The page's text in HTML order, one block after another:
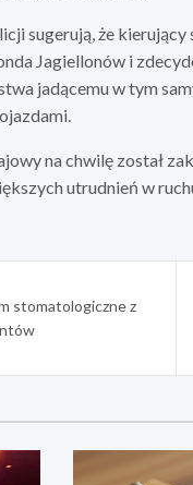
sugerują, że
Jagiellonów i
jadącemu w tym
na chwilę został
utrudnień w
stomatologiczne z